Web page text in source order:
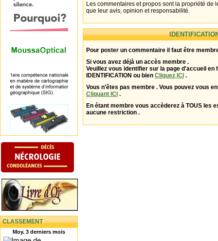
CLASSEMENT
Moy. 3 derniers mois
Les commentaires et propos sont la propriété de
que leur avis, opinion et responsabilité.
Pour poster un commentaire il faut être
Si vous avez déjà un accès membre .
Veuillez vous identifier sur la page d'accueil en
IDENTIFICATION ou bien Cliquez ICI .
Vous n'êtes pas membre . Vous pouvez vous
Cliquant ICI .
En étant membre vous accèderez à TOUS les
aucune restriction .